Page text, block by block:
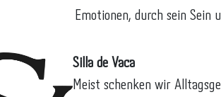
Emotionen, durch sein Sein
Silla de Vaca
Meist schenken wir